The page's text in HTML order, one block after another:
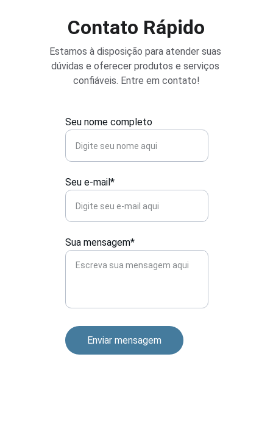
Contato Rápido
Seu nome completo
Seu e-mail*
Sua mensagem*
Enviar mensagem
Estamos à disposição para atender suas
dúvidas e oferecer produtos e serviços
confiáveis. Entre em contato!